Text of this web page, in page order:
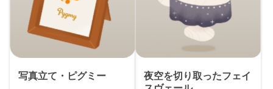
写真立て・ピグミー
夜空を切り取ったフェイ